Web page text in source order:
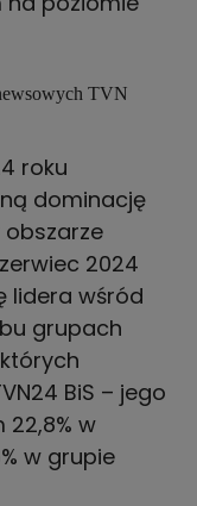
TVN
roku
dominację
obszarze
2024
lidera wśród
grupach
BiS – jego
22,8% w
w grupie